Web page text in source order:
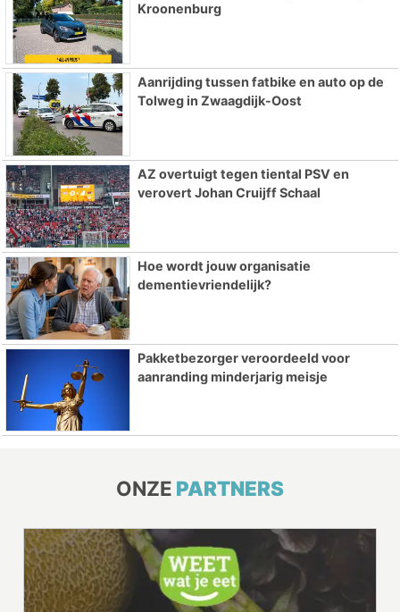
Kroonenburg
Aanrijding tussen fatbike en auto op de
Tolweg in Zwaagdijk-Oost
AZ overtuigt tegen tiental PSV en
verovert Johan Cruijff Schaal
Hoe wordt jouw organisatie
dementievriendelijk?
Pakketbezorger veroordeeld voor
aanranding minderjarig meisje
ONZE PARTNERS